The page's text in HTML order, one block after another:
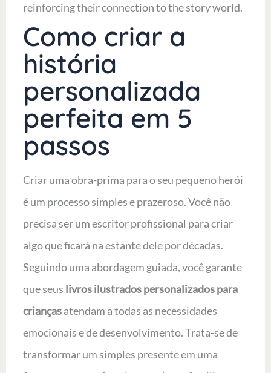
reinforcing their connection to the story world.
Como criar a
história
personalizada
perfeita em 5
passos
Criar uma obra-prima para o seu pequeno herói
é um processo simples e prazeroso. Você não
precisa ser um escritor profissional para criar
algo que ficará na estante dele por décadas.
Seguindo uma abordagem guiada, você garante
que seus livros ilustrados personalizados para
criançasatendam a todas as necessidades
emocionais e de desenvolvimento. Trata-se de
transformar um simples presente em uma